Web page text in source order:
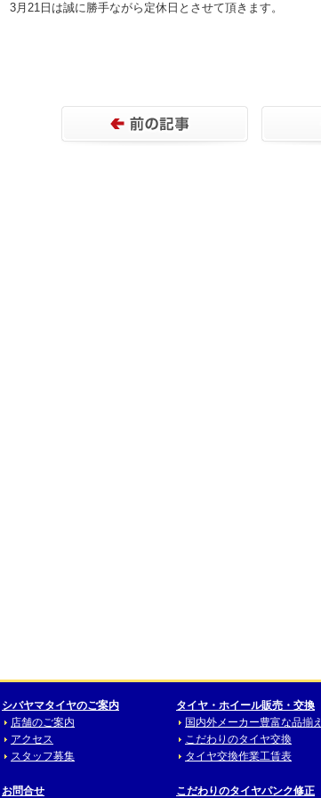
3月21日は誠に勝手ながら定休日とさせて頂きます。
シバヤマタイヤのご案内
店舗のご案内
アクセス
スタッフ募集
お問合せ
タイヤ・ホイール販売・交換
国内外メーカー豊富な品揃え
こだわりのタイヤ交換
タイヤ交換作業工賃表
こだわりのタイヤパンク修正